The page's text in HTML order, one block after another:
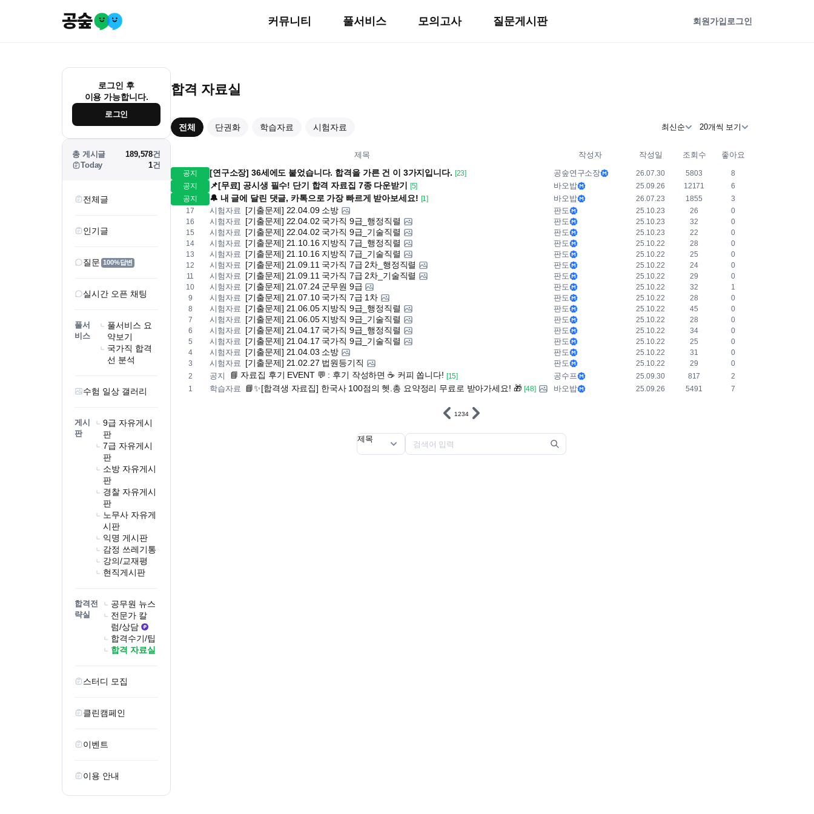
커뮤니티 풀서비스 모의고사 질문게시판 회원가입 로그인
로그인 후
이용 가능합니다.
로그인
총 게시글 189,578건
Today
1건
전체글
인기글
질문 100%답변
실시간 오픈 채팅
풀서
비스
풀서비스 요
약보기
국가직 합격
선 분석
수험 일상 갤러리
게시
판
9급 자유게시
판
7급 자유게시
판
소방 자유게시
판
경찰 자유게시
판
노무사 자유게
시판
익명 게시판
감정 쓰레기통
강의/교재평
현직게시판
합격전
략실
공무원 뉴스
전문가 칼
럼/상담
합격수기/팁
합격 자료실
스터디 모집
클린캠페인
이벤트
이용 안내
합격 자료실
전체 단권화 학습자료 시험자료 최신순 20개씩 보기
제목 작성자 작성일 조회수 좋아요
공지 [연구소장] 36세에도 붙었습니다. 합격을 가른 건 이 3가지입니다. [23] 공숲연구소장 26.07.30 5803
8
공지
📌[무료] 공시생 필수! 단기 합격 자료집 7종 다운받기 [5] 바오밥 25.09.26 12171
6
공지
🔔 내 글에 달린 댓글, 카톡으로 가장 빠르게 받아보세요! [1] 바오밥 26.07.23 1855
3
17
시험자료 [기출문제] 22.04.09 소방 판도 25.10.23 26
0
16
시험자료 [기출문제] 22.04.02 국가직 9급_행정직렬 판도 25.10.23 32
0
15
시험자료 [기출문제] 22.04.02 국가직 9급_기술직렬 판도 25.10.23 22
0
14
시험자료 [기출문제] 21.10.16 지방직 7급_행정직렬 판도 25.10.22 28
0
13
시험자료 [기출문제] 21.10.16 지방직 7급_기술직렬 판도 25.10.22 25
0
12
시험자료 [기출문제] 21.09.11 국가직 7급 2차_행정직렬 판도 25.10.22 24
0
11
시험자료 [기출문제] 21.09.11 국가직 7급 2차_기술직렬 판도 25.10.22 29
0
10
시험자료 [기출문제] 21.07.24 군무원 9급 판도 25.10.22 32
1
9
시험자료 [기출문제] 21.07.10 국가직 7급 1차 판도 25.10.22 28
0
8
시험자료 [기출문제] 21.06.05 지방직 9급_행정직렬 판도 25.10.22 45
0
7
시험자료 [기출문제] 21.06.05 지방직 9급_기술직렬 판도 25.10.22 28
0
6
시험자료 [기출문제] 21.04.17 국가직 9급_행정직렬 판도 25.10.22 34
0
5
시험자료 [기출문제] 21.04.17 국가직 9급_기술직렬 판도 25.10.22 25
0
4
시험자료 [기출문제] 21.04.03 소방 판도 25.10.22 31
0
3
시험자료 [기출문제] 21.02.27 법원등기직 판도 25.10.22 29
0
2
공지 📘 자료집 후기 EVENT 💬 : 후기 작성하면 ☕️ 커피 쏩니다! [15] 공수프 25.09.30 817
2
1
학습자료 📘✨[합격생 자료집] 한국사 100점의 헷.총 요약정리 무료로 받아가세요! 🎁 [48] 바오밥 25.09.26 5491 7
1234
제목